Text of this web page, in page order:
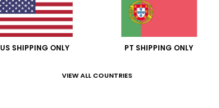
US SHIPPING ONLY PT SHIPPING ONLY
VIEW ALL COUNTRIES